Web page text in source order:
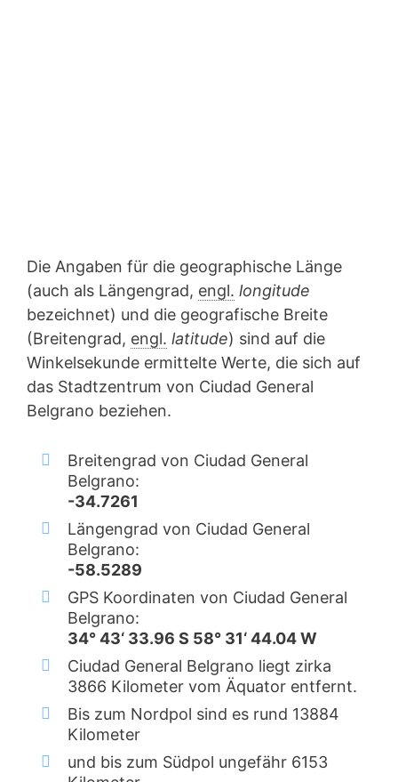
Die Angaben für die geographische Länge
(auch als Längengrad, engl. longitude
bezeichnet) und die geografische Breite
(Breitengrad, engl. latitude) sind auf die
Winkelsekunde ermittelte Werte, die sich auf
das Stadtzentrum von Ciudad General
Belgrano beziehen.
Breitengrad von Ciudad General
Belgrano:
-34.7261
Längengrad von Ciudad General
Belgrano:
-58.5289
GPS Koordinaten von Ciudad General
Belgrano:
34° 43‘ 33.96 S 58° 31‘ 44.04 W
Ciudad General Belgrano liegt zirka
3866 Kilometer vom Äquator entfernt.
Bis zum Nordpol sind es rund 13884
Kilometer
und bis zum Südpol ungefähr 6153